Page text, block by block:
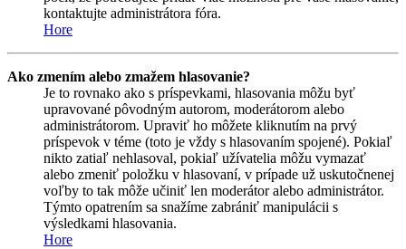
kontaktujte administrátora fóra.
Hore
Ako zmením alebo zmažem hlasovanie?
Je to rovnako ako s príspevkami, hlasovania môžu byť
upravované pôvodným autorom, moderátorom alebo
administrátorom. Upraviť ho môžete kliknutím na prvý
príspevok v téme (toto je vždy s hlasovaním spojené). Pokiaľ
nikto zatiaľ nehlasoval, pokiaľ užívatelia môžu vymazať
alebo zmeniť položku v hlasovaní, v prípade už uskutočnenej
voľby to tak môže učiniť len moderátor alebo administrátor.
Týmto opatrením sa snažíme zabrániť manipulácii s
výsledkami hlasovania.
Hore